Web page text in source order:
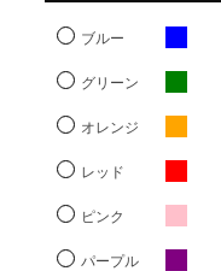
ブルー
グリーン
オレンジ
レッド
ピンク
パープル